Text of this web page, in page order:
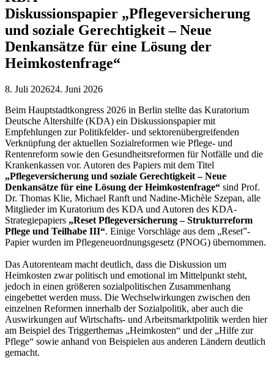
Diskussionspapier „Pflegeversicherung
und soziale Gerechtigkeit – Neue
Denkansätze für eine Lösung der
Heimkostenfrage“
8. Juli 202624. Juni 2026
Beim Hauptstadtkongress 2026 in Berlin stellte das Kuratorium
Deutsche Altershilfe (KDA) ein Diskussionspapier mit
Empfehlungen zur Politikfelder- und sektorenübergreifenden
Verknüpfung der aktuellen Sozialreformen wie Pflege- und
Rentenreform sowie den Gesundheitsreformen für Notfälle und die
Krankenkassen vor. Autoren des Papiers mit dem Titel
„Pflegeversicherung und soziale Gerechtigkeit – Neue
Denkansätze für eine Lösung der Heimkostenfrage“ sind Prof.
Dr. Thomas Klie, Michael Ranft und Nadine-Michèle Szepan, alle
Mitglieder im Kuratorium des KDA und Autoren des KDA-
Strategiepapiers „Reset Pflegeversicherung – Strukturreform
Pflege und Teilhabe III“. Einige Vorschläge aus dem „Reset”-
Papier wurden im Pflegeneuordnungsgesetz (PNOG) übernommen.
Das Autorenteam macht deutlich, dass die Diskussion um
Heimkosten zwar politisch und emotional im Mittelpunkt steht,
jedoch in einen größeren sozialpolitischen Zusammenhang
eingebettet werden muss. Die Wechselwirkungen zwischen den
einzelnen Reformen innerhalb der Sozialpolitik, aber auch die
Auswirkungen auf Wirtschafts- und Arbeitsmarktpolitik werden hier
am Beispiel des Triggerthemas „Heimkosten“ und der „Hilfe zur
Pflege“ sowie anhand von Beispielen aus anderen Ländern deutlich
gemacht.